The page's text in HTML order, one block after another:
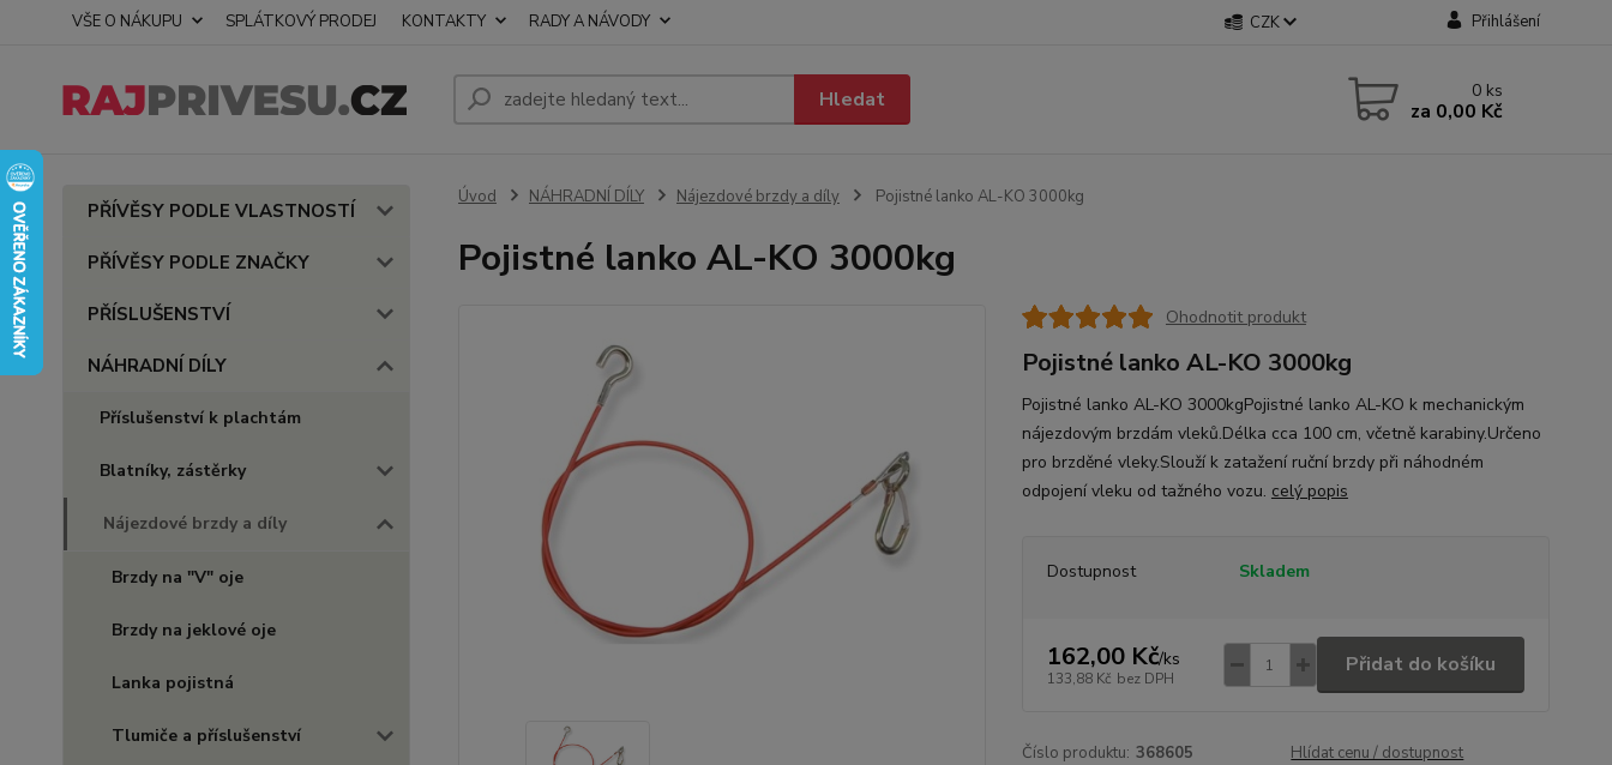
VŠE O NÁKUPU SPLÁTKOVÝ PRODEJ KONTAKTY RADY A NÁVODY CZK Přihlášení
Hledat 0 ks
za 0,00 Kč
PŘÍVĚSY PODLE VLASTNOSTÍ
PŘÍVĚSY PODLE ZNAČKY
PŘÍSLUŠENSTVÍ
NÁHRADNÍ DÍLY
Příslušenství k plachtám
Blatníky, zástěrky
Nájezdové brzdy a díly
Brzdy na "V" oje
Brzdy na jeklové oje
Lanka pojistná
Tlumiče a příslušenství
Úvod NÁHRADNÍ DÍLY Nájezdové brzdy a díly Pojistné lanko AL-KO 3000kg
Pojistné lanko AL-KO 3000kg
Ohodnotit produkt
Pojistné lanko AL-KO 3000kg
Pojistné lanko AL-KO 3000kgPojistné lanko AL-KO k mechanickým
nájezdovým brzdám vleků.Délka cca 100 cm, včetně karabiny.Určeno
pro brzděné vleky.Slouží k zatažení ruční brzdy při náhodném
odpojení vleku od tažného vozu. celý popis
Dostupnost Skladem
162,00 Kč/ks
133,88 Kč bez DPH
Přidat do košíku
Číslo produktu: 368605 Hlídat cenu / dostupnost